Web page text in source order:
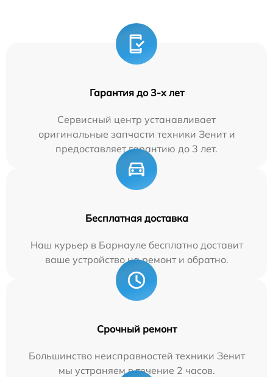
Гарантия до 3-х лет
Сервисный центр устанавливает
оригинальные запчасти техники Зенит и
предоставляет гарантию до 3 лет.
Бесплатная доставка
Наш курьер в Барнауле бесплатно доставит
ваше устройство на ремонт и обратно.
Срочный ремонт
Большинство неисправностей техники Зенит
мы устраняем в течение 2 часов.